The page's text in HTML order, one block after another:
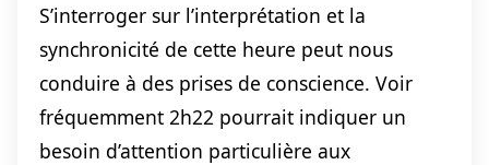
S’interroger sur l’interprétation et la
synchronicité de cette heure peut nous
conduire à des prises de conscience. Voir
fréquemment 2h22 pourrait indiquer un
besoin d’attention particulière aux